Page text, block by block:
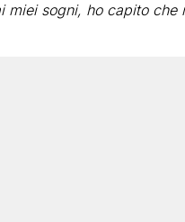
miei sogni, ho capito che